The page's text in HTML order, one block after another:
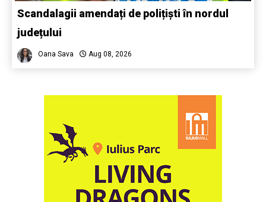
Scandalagii amendați de polițiști în nordul
județului
Oana Sava Aug 08, 2026